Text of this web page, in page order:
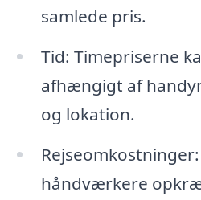
samlede pris.
Tid: Timepriserne
afhængigt af
og lokation.
håndværkere